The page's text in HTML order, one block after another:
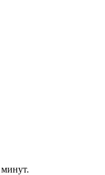
минут.